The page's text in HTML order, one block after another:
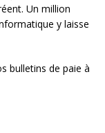
Un million
y laisse
bulletins de paie à